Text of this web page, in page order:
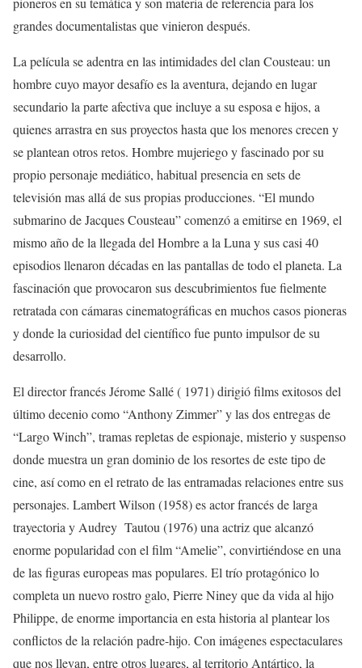
grandes documentalistas que vinieron después.
La película se adentra en las intimidades del clan Cousteau: un
hombre cuyo mayor desafío es la aventura, dejando en lugar
secundario la parte afectiva que incluye a su esposa e hijos, a
quienes arrastra en sus proyectos hasta que los menores crecen y
se plantean otros retos. Hombre mujeriego y fascinado por su
propio personaje mediático, habitual presencia en sets de
televisión mas allá de sus propias producciones. “El mundo
submarino de Jacques Cousteau” comenzó a emitirse en 1969, el
mismo año de la llegada del Hombre a la Luna y sus casi 40
episodios llenaron décadas en las pantallas de todo el planeta. La
fascinación que provocaron sus descubrimientos fue fielmente
retratada con cámaras cinematográficas en muchos casos pioneras
y donde la curiosidad del científico fue punto impulsor de su
desarrollo.
El director francés Jérome Sallé ( 1971) dirigió films exitosos del
último decenio como “Anthony Zimmer” y las dos entregas de
“Largo Winch”, tramas repletas de espionaje, misterio y suspenso
donde muestra un gran dominio de los resortes de este tipo de
cine, así como en el retrato de las entramadas relaciones entre sus
personajes. Lambert Wilson (1958) es actor francés de larga
trayectoria y Audrey Tautou (1976) una actriz que alcanzó
enorme popularidad con el film “Amelie”, convirtiéndose en una
de las figuras europeas mas populares. El trío protagónico lo
completa un nuevo rostro galo, Pierre Niney que da vida al hijo
Philippe, de enorme importancia en esta historia al plantear los
conflictos de la relación padre-hijo. Con imágenes espectaculares
que nos llevan, entre otros lugares, al territorio Antártico, la